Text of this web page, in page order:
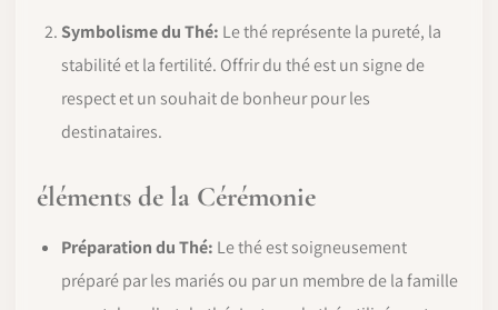
Symbolisme du Thé: Le thé représente la pureté, la
stabilité et la fertilité. Offrir du thé est un signe de
respect et un souhait de bonheur pour les
destinataires.
éléments de la Cérémonie
Préparation du Thé: Le thé est soigneusement
préparé par les mariés ou par un membre de la famille